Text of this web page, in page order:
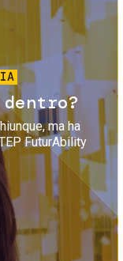
ma ha
FuturAbility